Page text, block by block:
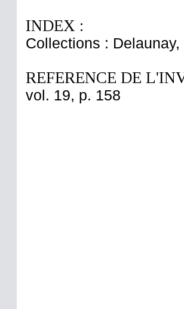
INDEX :
Collections : Delaunay,
REFERENCE DE
vol. 19, p. 158